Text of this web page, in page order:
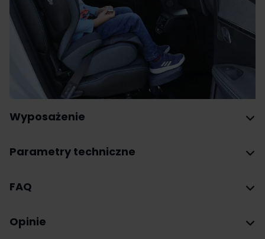
Wyposażenie
Parametry techniczne
FAQ
Opinie